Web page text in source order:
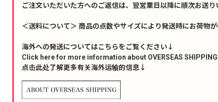
ご注文いただいた方へのご返信は、翌営業日以降に順次お送り
＜送料について＞ 商品の点数やサイズにより発送時にお荷物
海外への発送についてはこちらをご覧ください↓
Click here for more information about OVERSEAS
点击此处了解更多有关海外运输的信息↓